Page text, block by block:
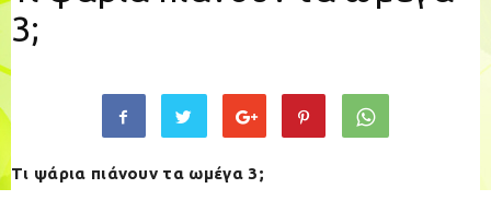
3;
Τι ψάρια πιάνουν τα ωμέγα 3;